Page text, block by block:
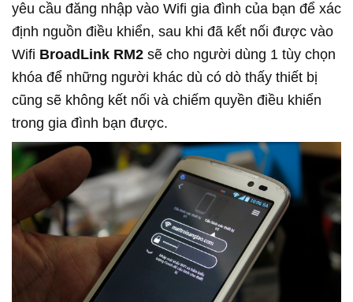
yêu cầu đăng nhập vào Wifi gia đình của bạn để xác
định nguồn điều khiển, sau khi đã kết nối được vào
Wifi BroadLink RM2 sẽ cho người dùng 1 tùy chọn
khóa để những người khác dù có dò thấy thiết bị
cũng sẽ không kết nối và chiếm quyền điều khiển
trong gia đình bạn được.